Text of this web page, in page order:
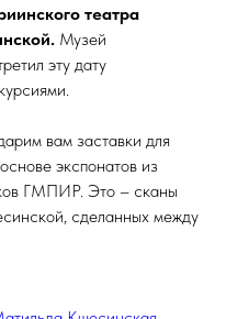
театра
Музей
эту дату
вам заставки для
экспонатов из
ГМПИР. Это – сканы
сделанных между